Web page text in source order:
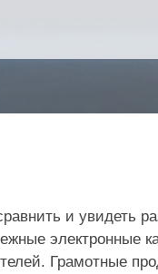
и увидеть
электронные
Грамотные